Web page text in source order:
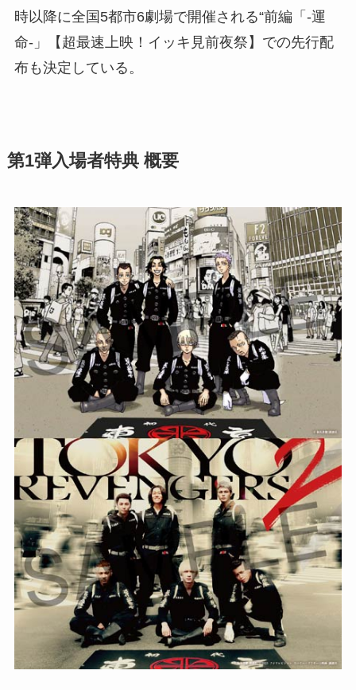
時以降に全国5都市6劇場で開催される“前編「-運
命-」【超最速上映！イッキ見前夜祭】での先行配
布も決定している。
第1弾入場者特典 概要